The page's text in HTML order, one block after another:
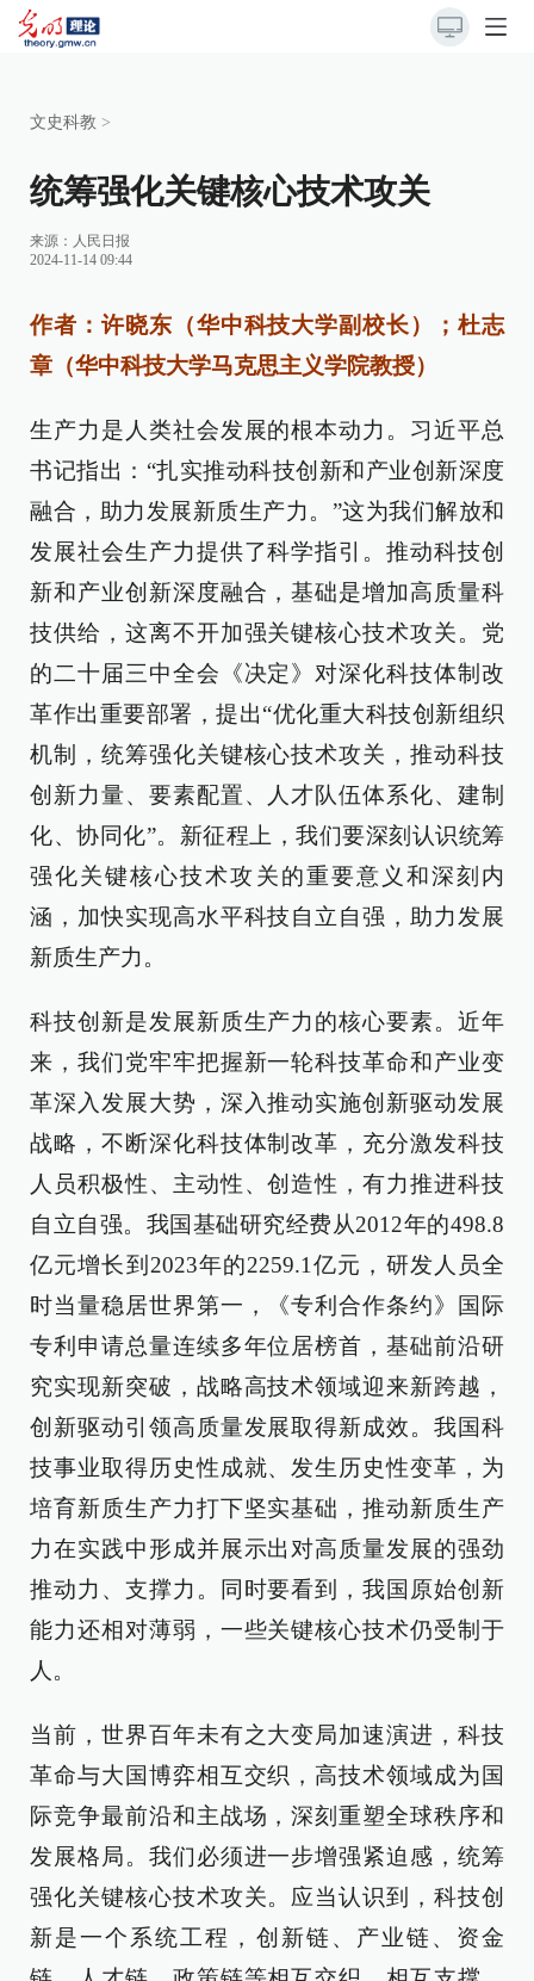
文史科教 >
统筹强化关键核心技术攻关
来源： 人民日报
2024-11-14 09:44
作者：许晓东（华中科技大学副校长）；杜志
章（华中科技大学马克思主义学院教授）
生产力是人类社会发展的根本动力。习近平总
书记指出：“扎实推动科技创新和产业创新深度
融合，助力发展新质生产力。”这为我们解放和
发展社会生产力提供了科学指引。推动科技创
新和产业创新深度融合，基础是增加高质量科
技供给，这离不开加强关键核心技术攻关。党
的二十届三中全会《决定》对深化科技体制改
革作出重要部署，提出“优化重大科技创新组织
机制，统筹强化关键核心技术攻关，推动科技
创新力量、要素配置、人才队伍体系化、建制
化、协同化”。新征程上，我们要深刻认识统筹
强化关键核心技术攻关的重要意义和深刻内
涵，加快实现高水平科技自立自强，助力发展
新质生产力。
科技创新是发展新质生产力的核心要素。近年
来，我们党牢牢把握新一轮科技革命和产业变
革深入发展大势，深入推动实施创新驱动发展
战略，不断深化科技体制改革，充分激发科技
人员积极性、主动性、创造性，有力推进科技
自立自强。我国基础研究经费从2012年的498.8
亿元增长到2023年的2259.1亿元，研发人员全
时当量稳居世界第一，《专利合作条约》国际
专利申请总量连续多年位居榜首，基础前沿研
究实现新突破，战略高技术领域迎来新跨越，
创新驱动引领高质量发展取得新成效。我国科
技事业取得历史性成就、发生历史性变革，为
培育新质生产力打下坚实基础，推动新质生产
力在实践中形成并展示出对高质量发展的强劲
推动力、支撑力。同时要看到，我国原始创新
能力还相对薄弱，一些关键核心技术仍受制于
人。
当前，世界百年未有之大变局加速演进，科技
革命与大国博弈相互交织，高技术领域成为国
际竞争最前沿和主战场，深刻重塑全球秩序和
发展格局。我们必须进一步增强紧迫感，统筹
强化关键核心技术攻关。应当认识到，科技创
新是一个系统工程，创新链、产业链、资金